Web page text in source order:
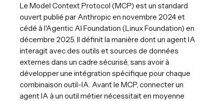
Le Model Context Protocol (MCP) est un standard
ouvert publié par Anthropic en novembre 2024 et
cédé à l'Agentic AI Foundation (Linux Foundation) en
décembre 2025. Il définit la manière dont un agent IA
interagit avec des outils et sources de données
externes dans un cadre sécurisé, sans avoir à
développer une intégration spécifique pour chaque
combinaison outil-IA. Avant le MCP, connecter un
agent IA à un outil métier nécessitait en moyenne